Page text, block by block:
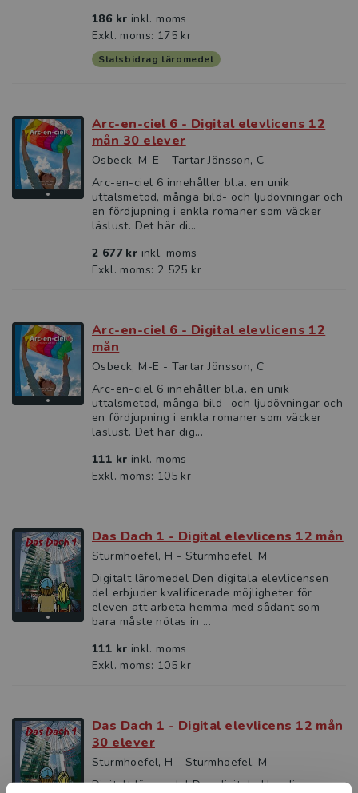
186 kr inkl. moms
Exkl. moms: 175 kr
Statsbidrag läromedel
Arc-en-ciel 6 - Digital elevlicens 12
mån 30 elever
Osbeck, M-E - Tartar Jönsson, C
Arc-en-ciel 6 innehåller bl.a. en unik
uttalsmetod, många bild- och ljudövningar och
en fördjupning i enkla romaner som väcker
läslust. Det här di...
2 677 kr inkl. moms
Exkl. moms: 2 525 kr
Arc-en-ciel 6 - Digital elevlicens 12
mån
Osbeck, M-E - Tartar Jönsson, C
Arc-en-ciel 6 innehåller bl.a. en unik
uttalsmetod, många bild- och ljudövningar och
en fördjupning i enkla romaner som väcker
läslust. Det här dig...
111 kr inkl. moms
Exkl. moms: 105 kr
Das Dach 1 - Digital elevlicens 12 mån
Sturmhoefel, H - Sturmhoefel, M
Digitalt läromedel Den digitala elevlicensen
del erbjuder kvalificerade möjligheter för
eleven att arbeta hemma med sådant som
bara måste nötas in ...
111 kr inkl. moms
Exkl. moms: 105 kr
Das Dach 1 - Digital elevlicens 12 mån
30 elever
Sturmhoefel, H - Sturmhoefel, M
Digitalt läromedel Den digitala klasslicensen